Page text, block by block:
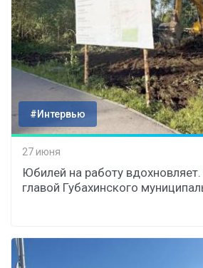
#Интервью
27 июня
Юбилей на работу
главой Губахинского